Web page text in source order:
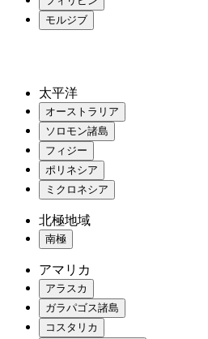
モルジブ
太平洋
オーストラリア
ソロモン諸島
フィジー
ポリネシア
ミクロネシア
北極地域
南極
アマリカ
アラスカ
ガラパゴス諸島
コスタリカ